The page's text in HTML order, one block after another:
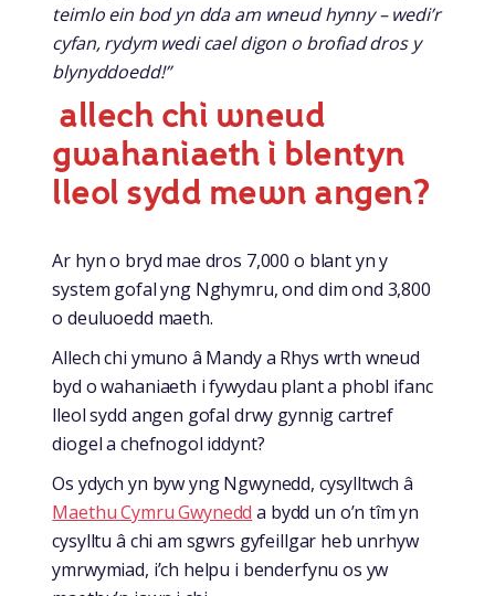
teimlo ein bod yn dda am wneud hynny – wedi’r
cyfan, rydym wedi cael digon o brofiad dros y
blynyddoedd!”
allech chi wneud
gwahaniaeth i blentyn
lleol sydd mewn angen?
Ar hyn o bryd mae dros 7,000 o blant yn y
system gofal yng Nghymru, ond dim ond 3,800
o deuluoedd maeth.
Allech chi ymuno â Mandy a Rhys wrth wneud
byd o wahaniaeth i fywydau plant a phobl ifanc
lleol sydd angen gofal drwy gynnig cartref
diogel a chefnogol iddynt?
Os ydych yn byw yng Ngwynedd, cysylltwch â
Maethu Cymru Gwynedd a bydd un o’n tîm yn
cysylltu â chi am sgwrs gyfeillgar heb unrhyw
ymrwymiad, i’ch helpu i benderfynu os yw